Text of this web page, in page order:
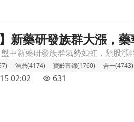
金點火生技股成盤面焦點文章頁
新藥研發族群大漲，
浩鼎(4174) 寶齡富錦(1760) 合一(4743)
02:02 631